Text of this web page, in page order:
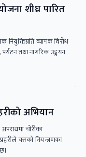
शीघ्र पारित
व्यापक विरोध
तथा नागरिक उड्डयन
अभियान
चोरीका
यसको नियन्त्रणका